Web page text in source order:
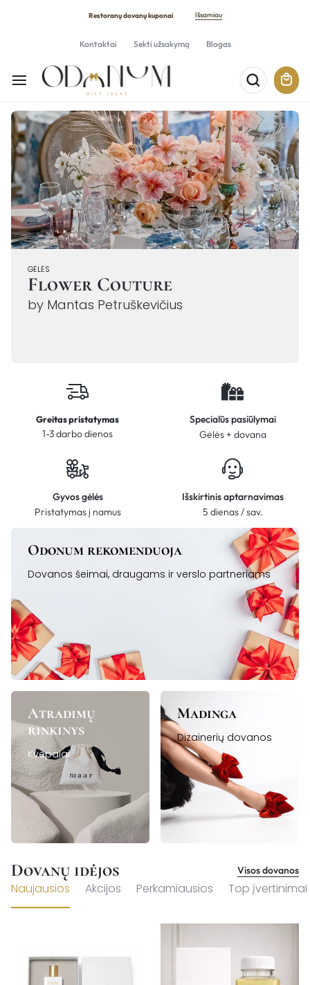
Restoranų dovanų kuponai Išsamiau
Kontaktai Sekti užsakymą Blogas
GĖLĖS
Flower Couture
by Mantas Petruškevičius
Greitas pristatymas
1-3 darbo dienos
Specialūs pasiūlymai
Gėlės + dovana
Gyvos gėlės
Pristatymas į namus
Išskirtinis aptarnavimas
5 dienas / sav.
Odonum rekomenduoja
Dovanos šeimai, draugams ir verslo partneriams
Atradimų
rinkinys
Kvepalai
Madinga
Dizainerių dovanos
Dovanų idėjos Visos dovanos
Naujausios Akcijos Perkamiausios Top įvertinimai